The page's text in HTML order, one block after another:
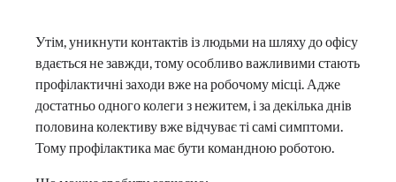
Утім, уникнути контактів із людьми на шляху до офісу
вдається не завжди, тому особливо важливими стають
профілактичні заходи вже на робочому місці. Адже
достатньо одного колеги з нежитем, і за декілька днів
половина колективу вже відчуває ті самі симптоми.
Тому профілактика має бути командною роботою.